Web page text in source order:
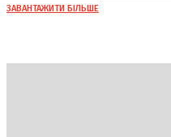
ЗАВАНТАЖИТИ БІЛЬШЕ